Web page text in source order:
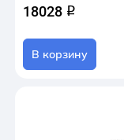
18028 q
В корзину